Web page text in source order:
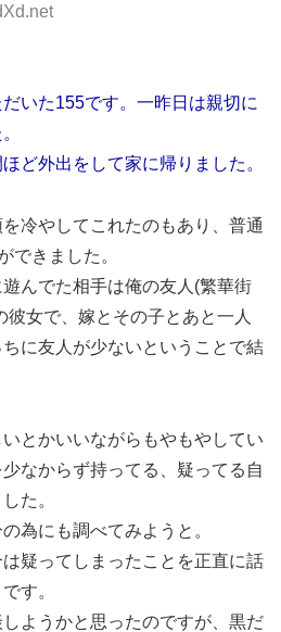
いた155です。一昨日は親切に
ど外出をして家に帰りました。
冷やしてこれたのもあり、普通
できました。
んでた相手は俺の友人(繁華街
彼女で、嫁とその子とあと一人
に友人が少ないということで結
とかいいながらもやもやしてい
なからず持ってる、疑ってる自
た。
為にも調べてみようと。
疑ってしまったことを正直に話
す。
ようかと思ったのですが、黒だ